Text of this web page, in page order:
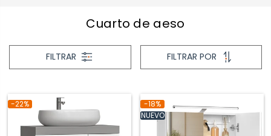
Cuarto de aeso
FILTRAR FILTRAR POR
-22%
-18%
NUEVO